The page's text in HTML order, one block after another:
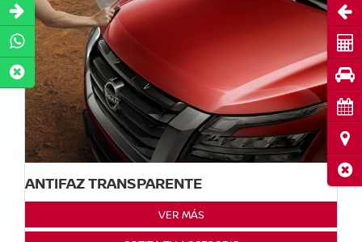
ANTIFAZ TRANSPARENTE
VER MÁS